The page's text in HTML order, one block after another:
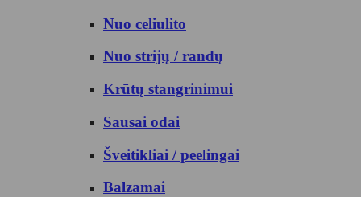
Nuo celiulito
Nuo strijų / randų
Krūtų stangrinimui
Sausai odai
Šveitikliai / peelingai
Balzamai